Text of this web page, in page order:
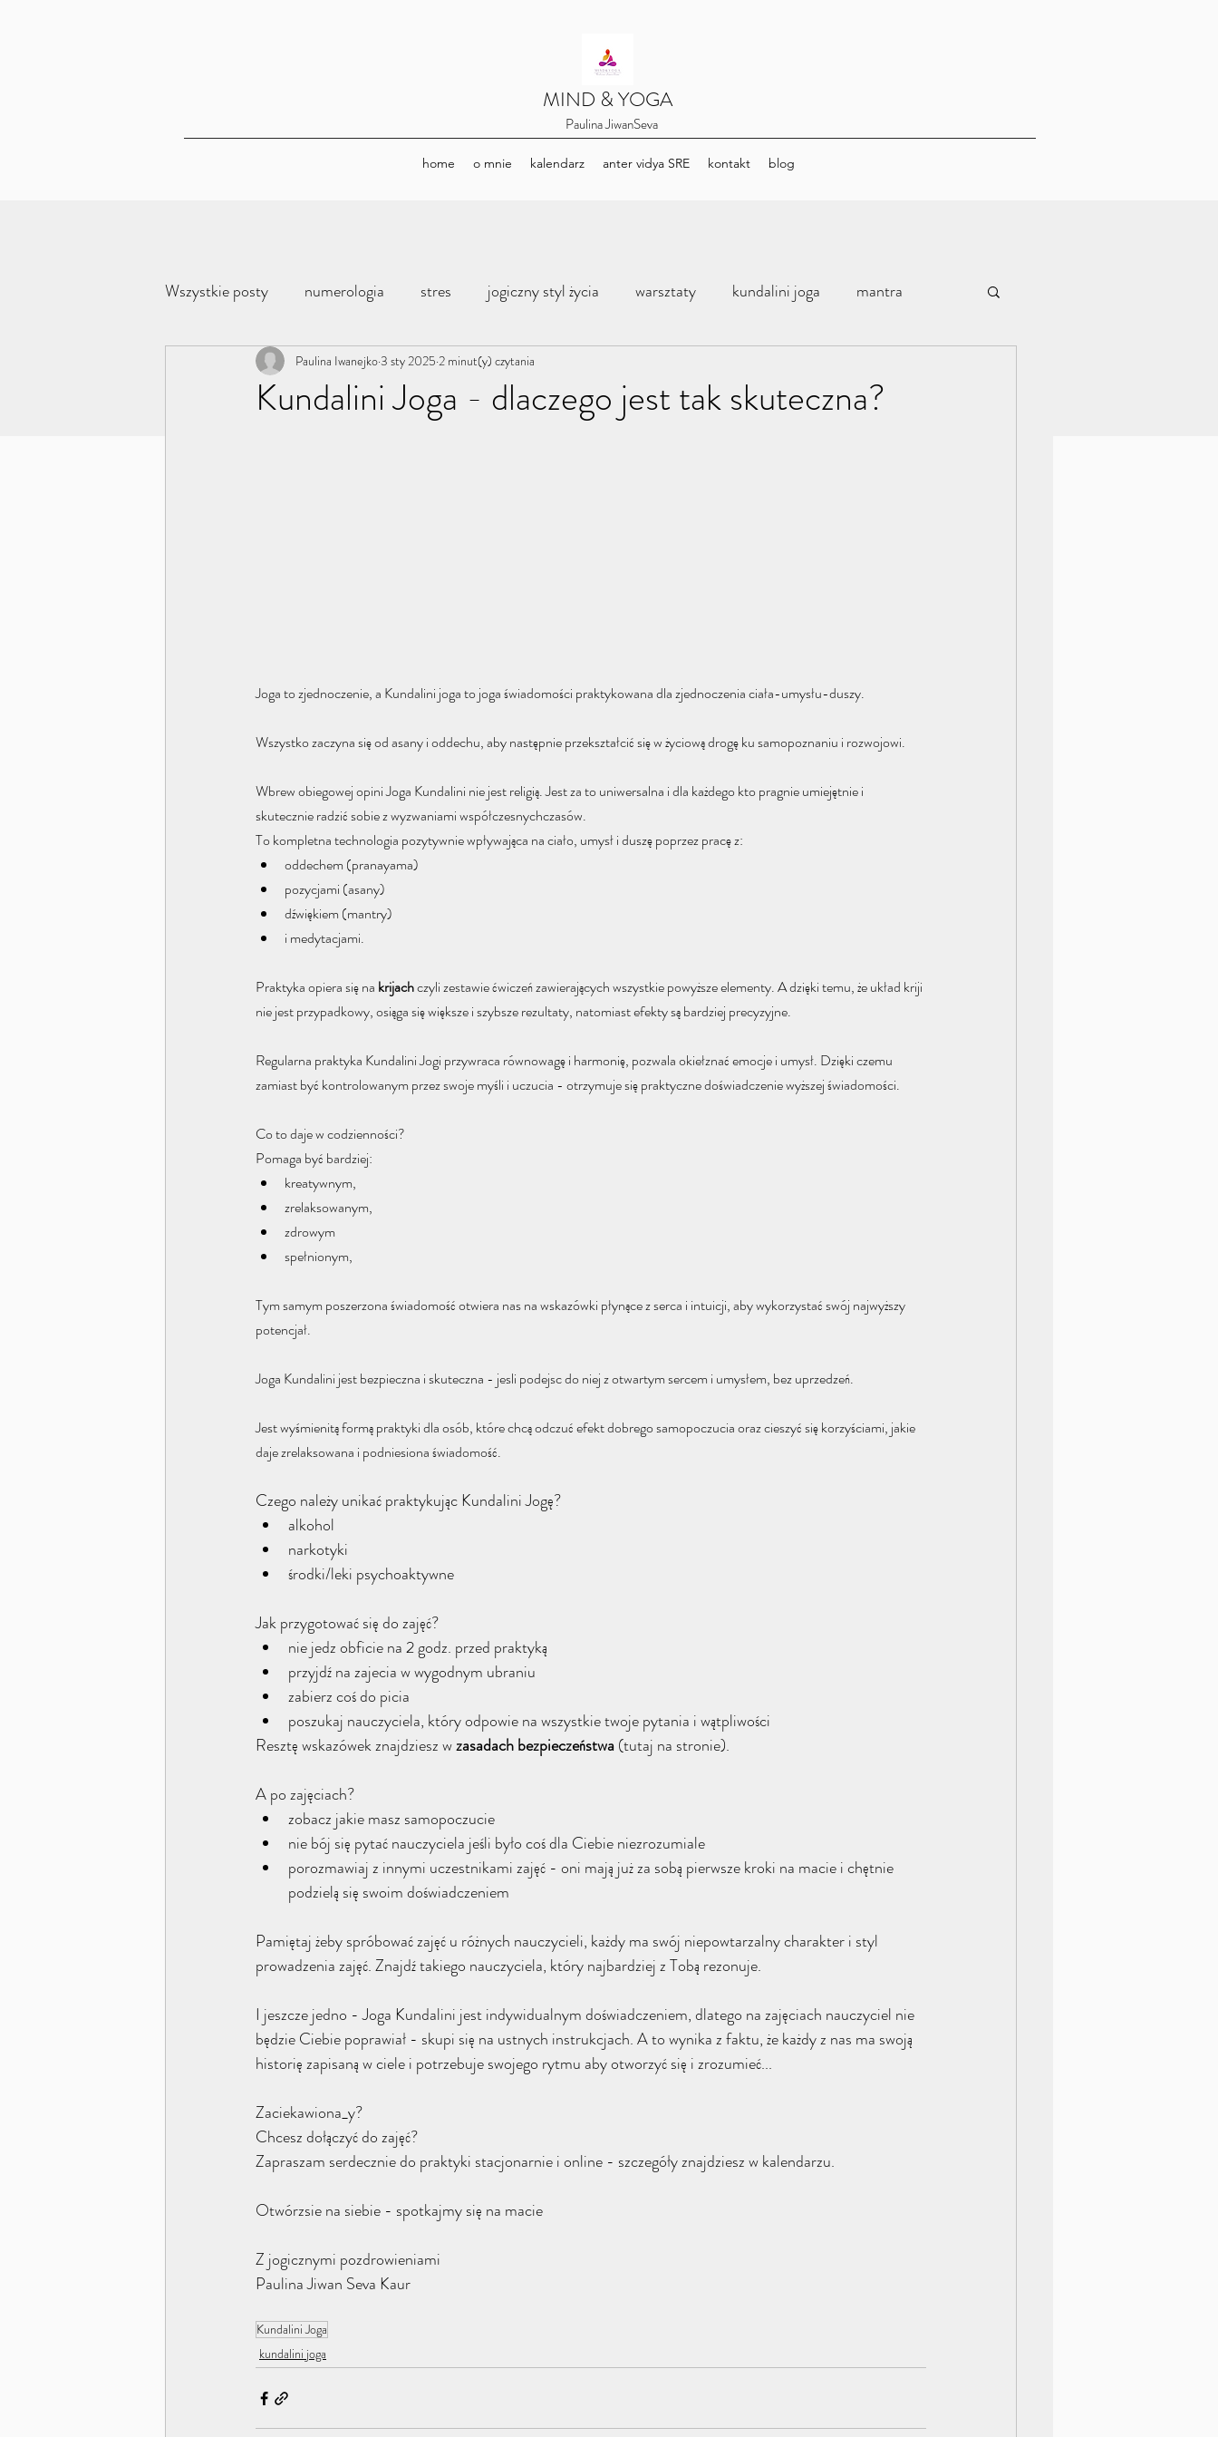
​MIND & YOGA
home o mnie kalendarz anter vidya SRE kontakt blog
​Paulina JiwanSeva
Wszystkie posty numerologia stres jogiczny styl życia warsztaty kundalini joga mantra
medytacja joga nidra czakry
Kundalini Joga - dlaczego jest tak skuteczna?
Paulina Iwanejko3 sty 2025 2 minut(y) czytania
Joga to zjednoczenie, a Kundalini joga to joga świadomości praktykowana dla zjednoczenia ciała-umysłu-duszy.
Wszystko zaczyna się od asany i oddechu, aby następnie przekształcić się w życiową drogę ku samopoznaniu i rozwojowi.
​Wbrew obiegowej opini Joga Kundalini nie jest religią. Jest za to uniwersalna i dla każdego kto pragnie umiejętnie i
skutecznie radzić sobie z wyzwaniami współczesnychczasów.
To kompletna technologia pozytywnie wpływająca na ciało, umysł i duszę poprzez pracę z:
oddechem (pranayama)
pozycjami (asany)
dźwiękiem (mantry)
i medytacjami.
​Praktyka opiera się na krijach czyli zestawie ćwiczeń zawierających wszystkie powyższe elementy. A dzięki temu, że układ kriji
nie jest przypadkowy, osiąga się większe i szybsze rezultaty, natomiast efekty są bardziej precyzyjne.
Regularna praktyka Kundalini Jogi przywraca równowagę i harmonię, pozwala okiełznać emocje i umysł. Dzięki czemu
zamiast być kontrolowanym przez swoje myśli i uczucia - otrzymuje się praktyczne doświadczenie wyższej świadomości.
Co to daje w codzienności?
Pomaga być bardziej:
kreatywnym,
zrelaksowanym,
zdrowym
spełnionym,
Tym samym poszerzona świadomość otwiera nas na wskazówki płynące z serca i intuicji, aby wykorzystać swój najwyższy
potencjał.
Joga Kundalini jest bezpieczna i skuteczna - jesli podejsc do niej z otwartym sercem i umysłem, bez uprzedzeń.
Jest wyśmienitą formą praktyki dla osób, które chcą odczuć efekt dobrego samopoczucia oraz cieszyć się korzyściami, jakie
daje zrelaksowana i podniesiona świadomość.
Czego należy unikać praktykując Kundalini Jogę?
alkohol
narkotyki
środki/leki psychoaktywne
Jak przygotować się do zajęć?
nie jedz obficie na 2 godz. przed praktyką
przyjdź na zajecia w wygodnym ubraniu
zabierz coś do picia
poszukaj nauczyciela, który odpowie na wszystkie twoje pytania i wątpliwości
Resztę wskazówek znajdziesz w zasadachbezpieczeństwa (tutaj na stronie).
A po zajęciach?
zobacz jakie masz samopoczucie
nie bój się pytać nauczyciela jeśli było coś dla Ciebie niezrozumiale
porozmawiaj z innymi uczestnikami zajęć - oni mają już za sobą pierwsze kroki na macie i chętnie
podzielą się swoim doświadczeniem
Pamiętaj żeby spróbować zajęć u różnych nauczycieli, każdy ma swój niepowtarzalny charakter i styl
prowadzenia zajęć. Znajdź takiego nauczyciela, który najbardziej z Tobą rezonuje.
I jeszcze jedno - Joga Kundalini jest indywidualnym doświadczeniem, dlatego na zajęciach nauczyciel nie
będzie Ciebie poprawiał - skupi się na ustnych instrukcjach. A to wynika z faktu, że każdy z nas ma swoją
historię zapisaną w ciele i potrzebuje swojego rytmu aby otworzyć się i zrozumieć...
Zaciekawiona_y?
Chcesz dołączyć do zajęć?
Zapraszam serdecznie do praktyki stacjonarnie i online - szczegóły znajdziesz w kalendarzu.
Otwórzsie na siebie - spotkajmy się na macie
Z jogicznymi pozdrowieniami
Paulina Jiwan Seva Kaur
Kundalini Joga
kundalini joga